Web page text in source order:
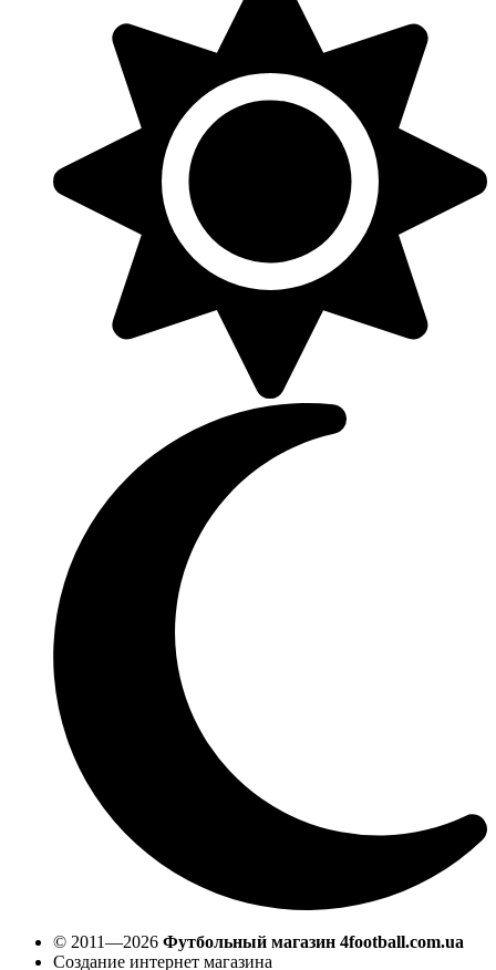
© 2011—2026 Футбольный магазин 4football.com.ua
Создание интернет магазина